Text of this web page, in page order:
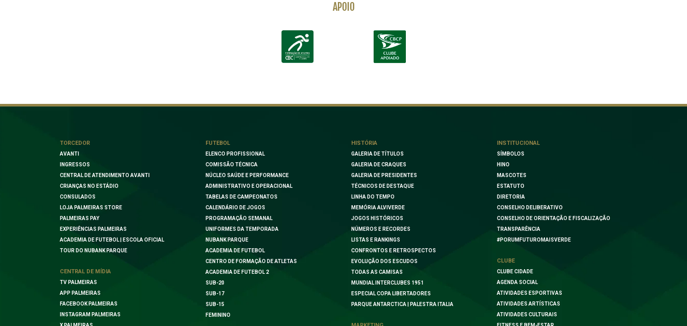
APOIO
TORCEDOR
AVANTI
INGRESSOS
CENTRAL DE ATENDIMENTO AVANTI
CRIANÇAS NO ESTÁDIO
CONSULADOS
LOJA PALMEIRAS STORE
PALMEIRAS PAY
EXPERIÊNCIAS PALMEIRAS
ACADEMIA DE FUTEBOL | ESCOLA OFICIAL
TOUR DO NUBANK PARQUE
CENTRAL DE MÍDIA
TV PALMEIRAS
APP PALMEIRAS
FACEBOOK PALMEIRAS
INSTAGRAM PALMEIRAS
FUTEBOL
ELENCO PROFISSIONAL
COMISSÃO TÉCNICA
NÚCLEO SAÚDE E PERFORMANCE
ADMINISTRATIVO E OPERACIONAL
TABELAS DE CAMPEONATOS
CALENDÁRIO DE JOGOS
PROGRAMAÇÃO SEMANAL
UNIFORMES DA TEMPORADA
NUBANK PARQUE
ACADEMIA DE FUTEBOL
CENTRO DE FORMAÇÃO DE ATLETAS
ACADEMIA DE FUTEBOL 2
SUB-20
SUB-17
SUB-15
FEMININO
HISTÓRIA
GALERIA DE TÍTULOS
GALERIA DE CRAQUES
GALERIA DE PRESIDENTES
TÉCNICOS DE DESTAQUE
LINHA DO TEMPO
MEMÓRIA ALVIVERDE
JOGOS HISTÓRICOS
NÚMEROS E RECORDES
LISTAS E RANKINGS
CONFRONTOS E RETROSPECTOS
EVOLUÇÃO DOS ESCUDOS
TODAS AS CAMISAS
MUNDIAL INTERCLUBES 1951
ESPECIAL COPA LIBERTADORES
PARQUE ANTARCTICA | PALESTRA ITALIA
INSTITUCIONAL
SÍMBOLOS
HINO
MASCOTES
ESTATUTO
DIRETORIA
CONSELHO DELIBERATIVO
CONSELHO DE ORIENTAÇÃO E FISCALIZAÇÃO
TRANSPARÊNCIA
#PORUMFUTUROMAISVERDE
CLUBE
CLUBE CIDADE
AGENDA SOCIAL
ATIVIDADES ESPORTIVAS
ATIVIDADES ARTÍSTICAS
ATIVIDADES CULTURAIS